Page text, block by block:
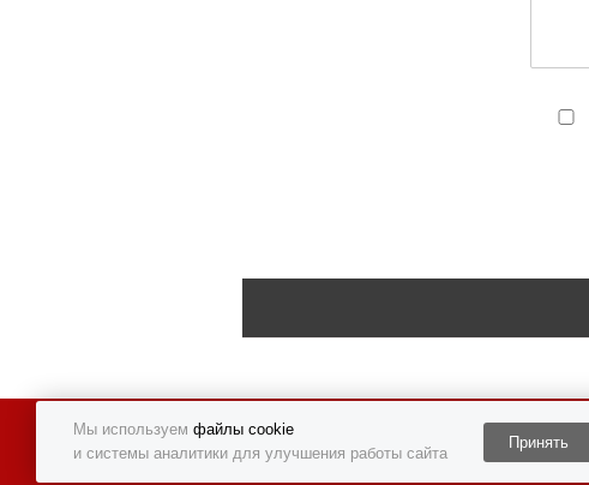
Мы используем файлы cookie
и системы аналитики для улучшения работы сайта
Принять
Политика конфиденциальности